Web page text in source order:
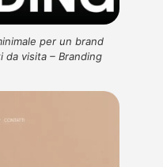
per un brand
da visita – Branding